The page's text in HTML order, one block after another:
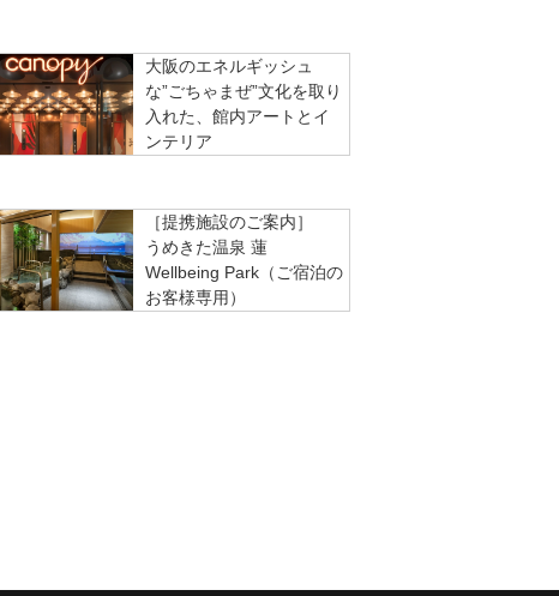
大阪のエネルギッシュ
な”ごちゃまぜ”文化を取り
入れた、館内アートとイ
ンテリア
［提携施設のご案内］
うめきた温泉 蓮
Wellbeing Park（ご宿泊の
お客様専用）